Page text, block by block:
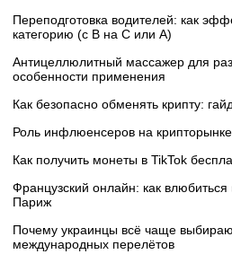
Переподготовка водителей: как
категорию (с B на C или А)
Антицеллюлитный массажер для
особенности применения
Как безопасно обменять крипту:
Роль инфлюенсеров на
Как получить монеты в TikTok
Французский онлайн: как влюбиться
Париж
Почему украинцы всё чаще
международных перелётов